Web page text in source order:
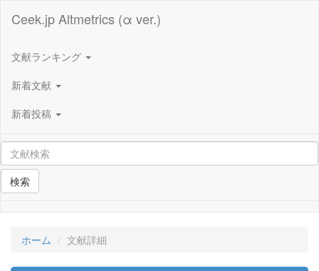
Ceek.jp Altmetrics (α ver.)
文献ランキング
新着文献
新着投稿
検索
ホーム 文献詳細